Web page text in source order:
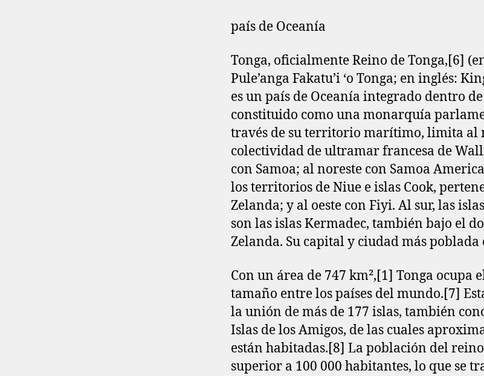
país de Oceanía
Tonga, oficialmente Reino de Tonga,[6]​
Pule’anga Fakatu’i ‘o Tonga; en inglés:
es un país de Oceanía integrado dentro
constituido como una monarquía
través de su territorio marítimo, limita al
colectividad de ultramar francesa de
con Samoa; al noreste con Samoa
los territorios de Niue e islas Cook,
Zelanda; y al oeste con Fiyi. Al sur, las
son las islas Kermadec, también bajo el
Zelanda. Su capital y ciudad más poblada
Con un área de 747 km²,[1]​ Tonga ocupa
tamaño entre los países del mundo.[7]​
la unión de más de 177 islas, también
Islas de los Amigos, de las cuales
están habitadas.[8]​ La población del
superior a 100 000 habitantes, lo que se